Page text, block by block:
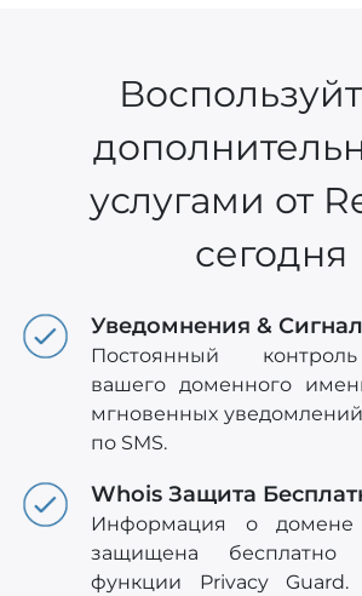
услугами от
сегодня
Уведомнения &
Постоянный
вашего доменного
мгновенных
по SMS.
Whois Защита
Информация о
защищена
функции Privacy Guard.